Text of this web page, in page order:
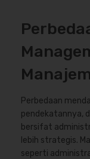
Perbedaan
pendekatannya,
bersifat
lebih strategis.
seperti